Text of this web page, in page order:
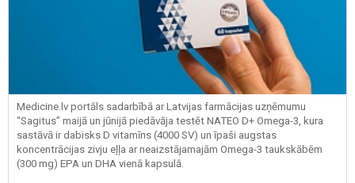
Medicine.lv portāls sadarbībā ar Latvijas farmācijas uzņēmumu
“Sagitus” maijā un jūnijā piedāvāja testēt NATEO D+ Omega-3, kura
sastāvā ir dabisks D vitamīns (4000 SV) un īpaši augstas
koncentrācijas zivju eļļa ar neaizstājamajām Omega-3 taukskābēm
(300 mg) EPA un DHA vienā kapsulā.